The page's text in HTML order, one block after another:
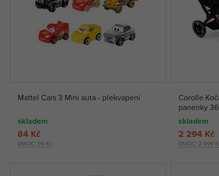
Mattel Cars 3 Mini auta - překvapení
skladem
DMOC: 99 Kč
84 Kč
Corolle
panenky
skladem
DMOC: 2 999
2 294 Kč